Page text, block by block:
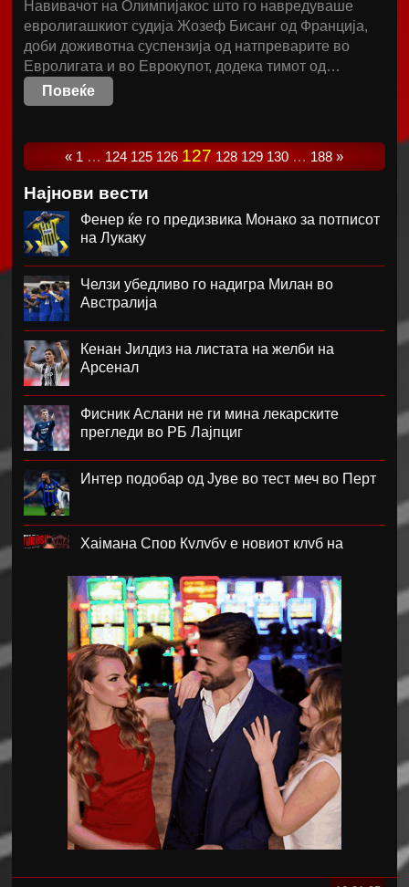
Навивачот на Олимпијакос што го навредуваше
евролигашкиот судија Жозеф Бисанг од Франција,
доби доживотна суспензија од натпреварите во
Евролигата и во Еврокупот, додека тимот од…
Повеќе
« 1 … 124 125 126 127 128 129 130 … 188 »
Најнови вести
Фенер ќе го предизвика Монако за потписот
на Лукаку
Челзи убедливо го надигра Милан во
Австралија
Кенан Јилдиз на листата на желби на
Арсенал
Фисник Аслани не ги мина лекарските
прегледи во РБ Лајпциг
Интер подобар од Јуве во тест меч во Перт
Хајмана Спор Кулубу е новиот клуб на
Модриќ и Џеко градат луксузен комплекс на
Јадранот
Синот на Меси ќе потпише за Ла Масија
Мексико му даде отворена поддршка на
Инфантино
Барса го откажа пријателскиот натпревар
во Мароко